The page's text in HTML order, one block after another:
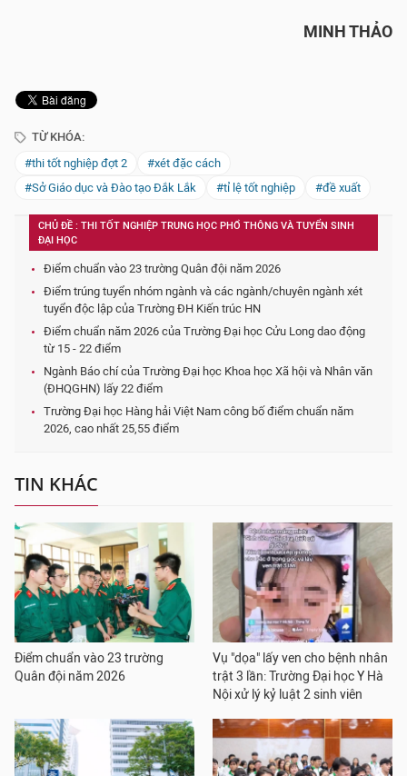
MINH THẢO
TỪ KHÓA:
#thi tốt nghiệp đợt 2
#xét đặc cách
#Sở Giáo dục và Đào tạo Đắk Lắk
#tỉ lệ tốt nghiệp #đề xuất
CHỦ ĐỀ : THI TỐT NGHIỆP TRUNG HỌC PHỔ THÔNG VÀ TUYỂN SINH
ĐẠI HỌC
Điểm chuẩn vào 23 trường Quân đội năm 2026
Điểm trúng tuyển nhóm ngành và các ngành/chuyên ngành xét
tuyển độc lập của Trường ĐH Kiến trúc HN
Điểm chuẩn năm 2026 của Trường Đại học Cửu Long dao động
từ 15 - 22 điểm
Ngành Báo chí của Trường Đại học Khoa học Xã hội và Nhân văn
(ĐHQGHN) lấy 22 điểm
Trường Đại học Hàng hải Việt Nam công bố điểm chuẩn năm
2026, cao nhất 25,55 điểm
TIN KHÁC
Điểm chuẩn vào 23 trường
Quân đội năm 2026
Vụ "dọa" lấy ven cho bệnh nhân
trật 3 lần: Trường Đại học Y Hà
Nội xử lý kỷ luật 2 sinh viên